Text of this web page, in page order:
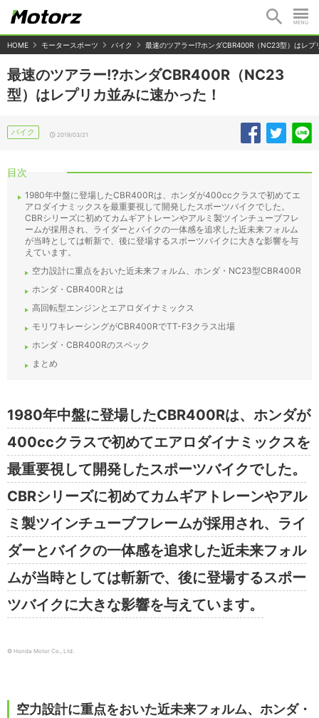
HOME モータースポーツ バイク 最速のツアラー!?ホンダCBR400R（NC23型）はレプ
最速のツアラー!?ホンダCBR400R（NC23
型）はレプリカ並みに速かった！
バイク 2019/03/21
目次
1980年中盤に登場したCBR400Rは、ホンダが400ccクラスで初めてエ
アロダイナミックスを最重要視して開発したスポーツバイクでした。
CBRシリーズに初めてカムギアトレーンやアルミ製ツインチューブフレ
ームが採用され、ライダーとバイクの一体感を追求した近未来フォルム
が当時としては斬新で、後に登場するスポーツバイクに大きな影響を与
えています。
空力設計に重点をおいた近未来フォルム、ホンダ・NC23型CBR400R
ホンダ・CBR400Rとは
高回転型エンジンとエアロダイナミックス
モリワキレーシングがCBR400RでTT-F3クラス出場
ホンダ・CBR400Rのスペック
まとめ
1980年中盤に登場したCBR400Rは、ホンダが
400ccクラスで初めてエアロダイナミックスを
最重要視して開発したスポーツバイクでした。
CBRシリーズに初めてカムギアトレーンやアル
ミ製ツインチューブフレームが採用され、ライ
ダーとバイクの一体感を追求した近未来フォル
ムが当時としては斬新で、後に登場するスポー
ツバイクに大きな影響を与えています。
© Honda Motor Co., Ltd.
空力設計に重点をおいた近未来フォルム、ホンダ・